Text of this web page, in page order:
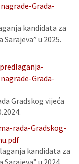
Grada-
kandidata za
u 2025.
Grada-
Gradskog vijeća
rada-Gradskog-
kandidata za